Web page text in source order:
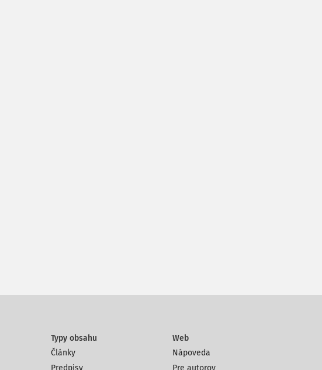
Typy obsahu
Články
Predpisy
Web
Nápoveda
Pre autorov